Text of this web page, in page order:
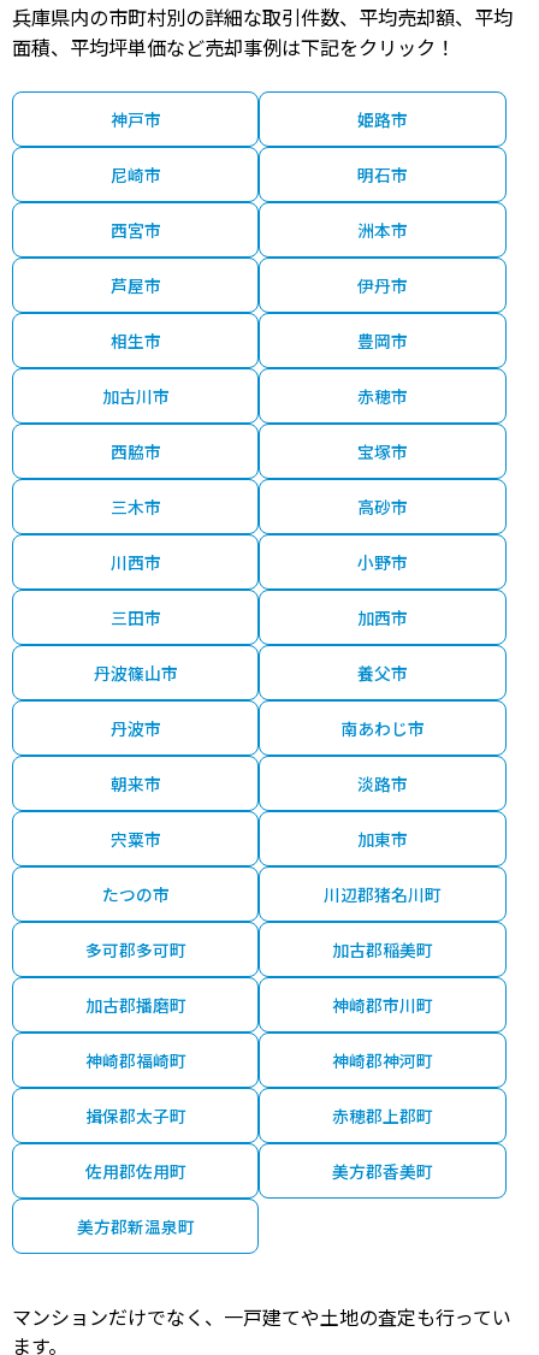
兵庫県内の市町村別の詳細な取引件数、平均売却額、平均
面積、平均坪単価など売却事例は下記をクリック！
神戸市 姫路市
尼崎市 明石市
西宮市 洲本市
芦屋市 伊丹市
相生市 豊岡市
加古川市 赤穂市
西脇市 宝塚市
三木市 高砂市
川西市 小野市
三田市 加西市
丹波篠山市 養父市
丹波市 南あわじ市
朝来市 淡路市
宍粟市 加東市
たつの市 川辺郡猪名川町
多可郡多可町 加古郡稲美町
加古郡播磨町 神崎郡市川町
神崎郡福崎町 神崎郡神河町
揖保郡太子町 赤穂郡上郡町
佐用郡佐用町 美方郡香美町
美方郡新温泉町
マンションだけでなく、一戸建てや土地の査定も行ってい
ます。